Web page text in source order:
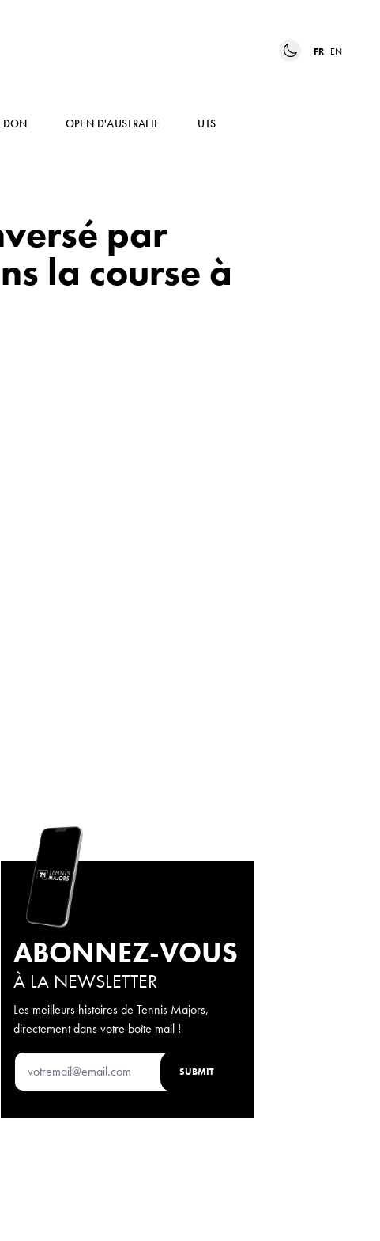
FR EN
OPEN D'AUSTRALIE UTS
par
la course à
ABONNEZ-VOUS
À LA NEWSLETTER
Les meilleurs histoires de Tennis Majors,
directement dans votre boîte mail !